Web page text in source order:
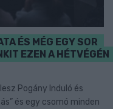
ÉS MÉG EGY SOR
EZEN A HÉTVÉGÉN
Pogány Induló és
és egy csomó minden